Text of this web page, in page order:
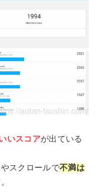
いスコアが出ている
スクロールで不満は